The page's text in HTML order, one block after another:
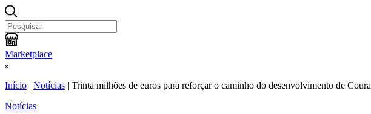
Marketplace
Início | Notícias | Trinta milhões de euros para reforçar o caminho do desenvolvimento de Coura
Notícias